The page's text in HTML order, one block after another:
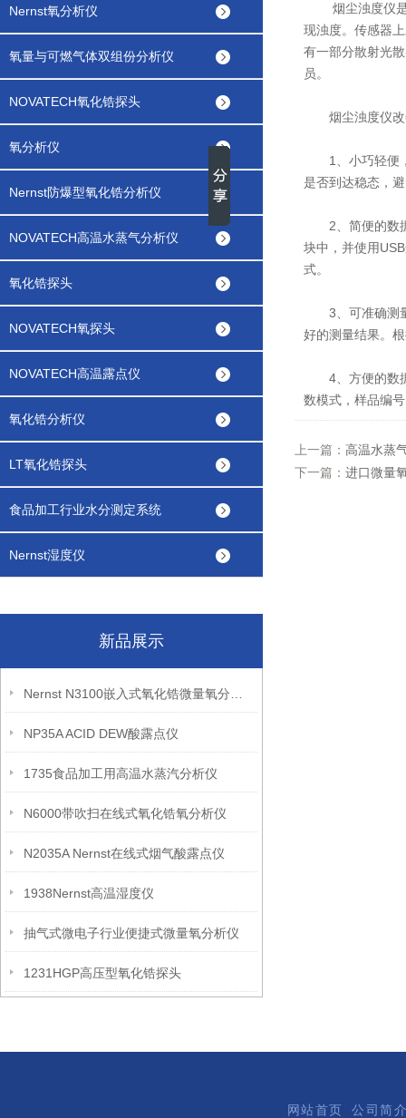
Nernst氧分析仪
氧量与可燃气体双组份分析仪
NOVATECH氧化锆探头
氧分析仪
Nernst防爆型氧化锆分析仪
NOVATECH高温水蒸气分析仪
氧化锆探头
NOVATECH氧探头
NOVATECH高温露点仪
氧化锆分析仪
LT氧化锆探头
食品加工行业水分测定系统
Nernst湿度仪
新品展示
NP35A ACID DEW酸露点仪
1735食品加工用高温水蒸汽分析仪
N6000带吹扫在线式氧化锆氧分析仪
N2035A Nernst在线式烟气酸露点仪
1938Nernst高温湿度仪
抽气式微电子行业便捷式微量氧分析仪
1231HGP高压型氧化锆探头
烟尘浊度仪
现浊度。传感器
有一部分散射光
员。
烟尘浊度仪改
1、小巧轻便，
是否到达稳态，
2、简便的数据
块中，并使用
式。
3、可准确测量
好的测量结果。
4、方便的数据
数模式，样品编
上一篇： 高温水蒸
下一篇： 进口微量
网站首页 公司简